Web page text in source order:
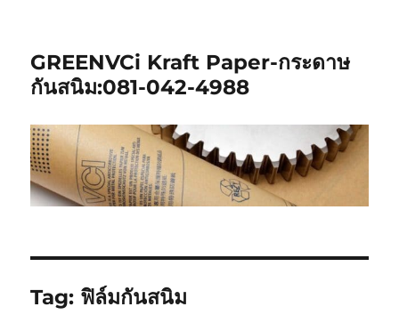
GREENVCi Kraft Paper-กระดาษ
กันสนิม:081-042-4988
Tag: ฟิล์มกันสนิม